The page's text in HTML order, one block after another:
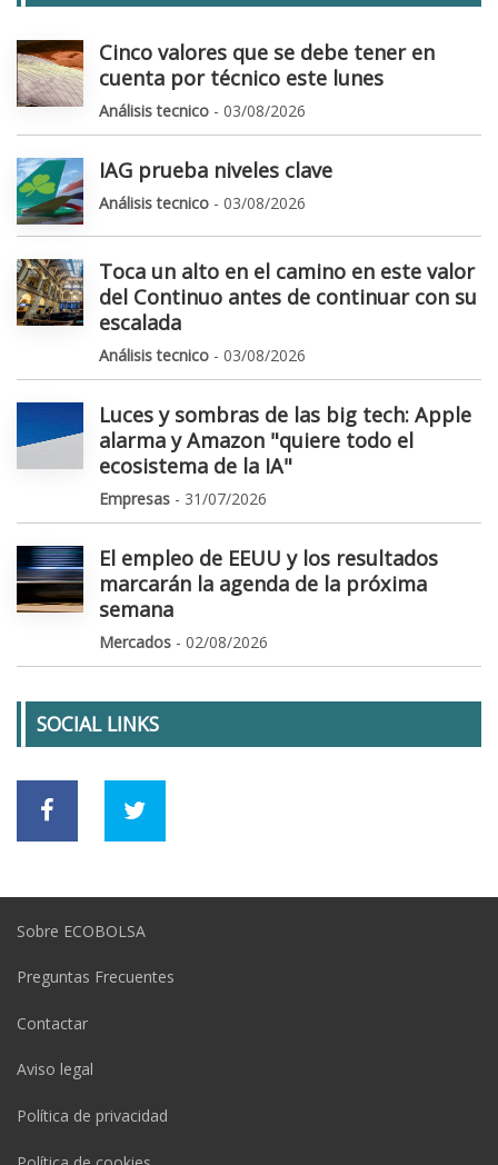
Cinco valores que se debe tener en
cuenta por técnico este lunes
Análisis tecnico - 03/08/2026
IAG prueba niveles clave
Análisis tecnico - 03/08/2026
Toca un alto en el camino en este valor
del Continuo antes de continuar con su
escalada
Análisis tecnico - 03/08/2026
Luces y sombras de las big tech: Apple
alarma y Amazon "quiere todo el
ecosistema de la IA"
Empresas - 31/07/2026
El empleo de EEUU y los resultados
marcarán la agenda de la próxima
semana
Mercados - 02/08/2026
SOCIAL LINKS
Sobre ECOBOLSA
Preguntas Frecuentes
Contactar
Aviso legal
Política de privacidad